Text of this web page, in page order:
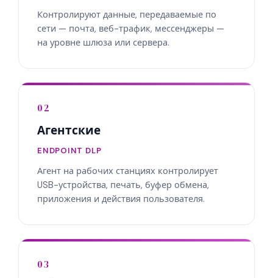
Контролируют данные, передаваемые по
сети — почта, веб-трафик, мессенджеры —
на уровне шлюза или сервера.
02
Агентские
ENDPOINT DLP
Агент на рабочих станциях контролирует
USB-устройства, печать, буфер обмена,
приложения и действия пользователя.
03